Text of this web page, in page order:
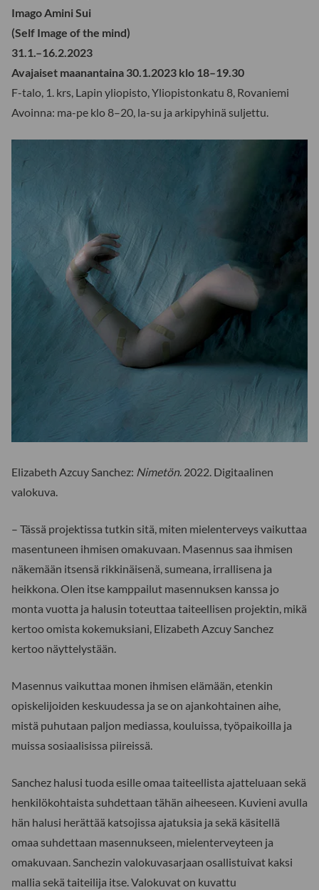
Imago Amini Sui
(Self Image of the mind)
31.1.–16.2.2023
Avajaiset maanantaina 30.1.2023 klo 18–19.30
F-talo, 1. krs, Lapin yliopisto, Yliopistonkatu 8, Rovaniemi
Avoinna: ma-pe klo 8–20, la-su ja arkipyhinä suljettu.
Elizabeth Azcuy Sanchez: Nimetön. 2022. Digitaalinen
valokuva.
– Tässä projektissa tutkin sitä, miten mielenterveys vaikuttaa
masentuneen ihmisen omakuvaan. Masennus saa ihmisen
näkemään itsensä rikkinäisenä, sumeana, irrallisena ja
heikkona. Olen itse kamppailut masennuksen kanssa jo
monta vuotta ja halusin toteuttaa taiteellisen projektin, mikä
kertoo omista kokemuksiani, Elizabeth Azcuy Sanchez
kertoo näyttelystään.
Masennus vaikuttaa monen ihmisen elämään, etenkin
opiskelijoiden keskuudessa ja se on ajankohtainen aihe,
mistä puhutaan paljon mediassa, kouluissa, työpaikoilla ja
muissa sosiaalisissa piireissä.
Sanchez halusi tuoda esille omaa taiteellista ajatteluaan sekä
henkilökohtaista suhdettaan tähän aiheeseen. Kuvieni avulla
hän halusi herättää katsojissa ajatuksia ja sekä käsitellä
omaa suhdettaan masennukseen, mielenterveyteen ja
omakuvaan. Sanchezin valokuvasarjaan osallistuivat kaksi
mallia sekä taiteilija itse. Valokuvat on kuvattu